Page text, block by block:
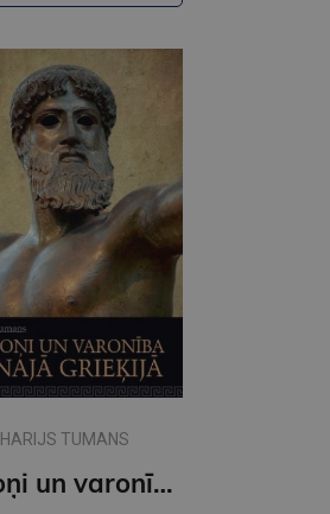
HARIJS TUMANS
Varoņi un varonība senajā Grieķijā 2. izdevums